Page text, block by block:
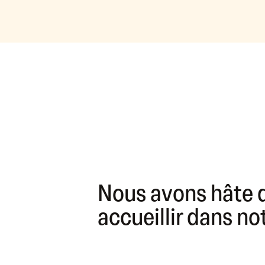
Nous avons hâte
accueillir dans